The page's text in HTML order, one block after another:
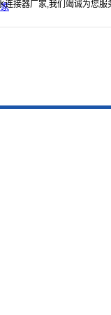
连接器厂家,我们竭诚为您服